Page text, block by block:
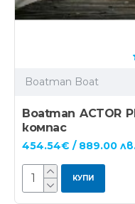
Boatman Boat
Boatman ACTOR
компас
454.54€ / 889.00
КУПИ